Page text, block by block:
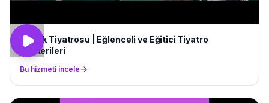
Çocuk Tiyatrosu | Eğlenceli ve Eğitici Tiyatro
Gösterileri
Bu hizmeti incele